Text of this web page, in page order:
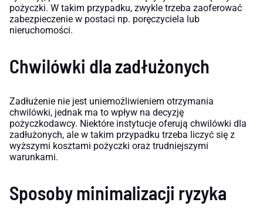
pożyczki. W takim przypadku, zwykle trzeba zaoferować
zabezpieczenie w postaci np. poręczyciela lub
nieruchomości.
Chwilówki dla zadłużonych
Zadłużenie nie jest uniemożliwieniem otrzymania
chwilówki, jednak ma to wpływ na decyzję
pożyczkodawcy. Niektóre instytucje oferują chwilówki dla
zadłużonych, ale w takim przypadku trzeba liczyć się z
wyższymi kosztami pożyczki oraz trudniejszymi
warunkami.
Sposoby minimalizacji ryzyka